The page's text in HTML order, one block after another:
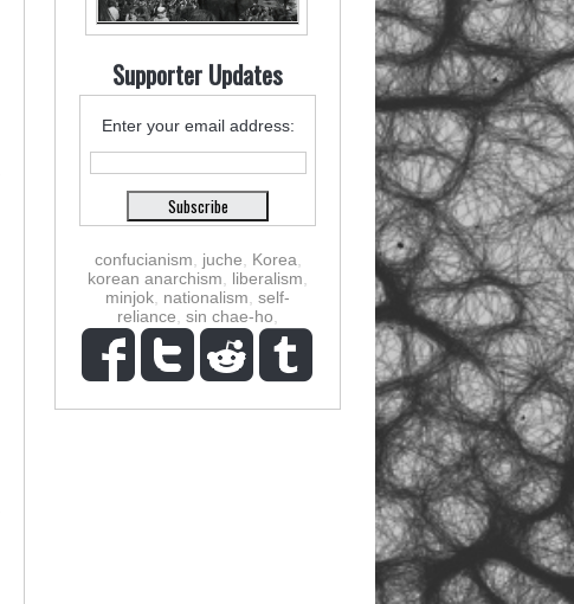
Supporter Updates
Enter your email address:
confucianism juche Korea
korean anarchism
liberalism
minjok nationalism self-
reliance sin chae-ho